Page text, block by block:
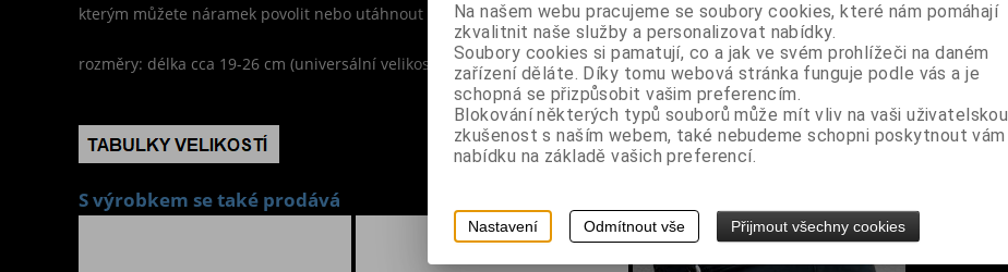
kterým můžete náramek povolit nebo utáhnout
rozměry: délka cca 19-26 cm (universální velikost)
S výrobkem se také prodává
Na našem webu pracujeme se soubory cookies, které nám pomáhají
zkvalitnit naše služby a personalizovat nabídky.
Soubory cookies si pamatují, co a jak ve svém prohlížeči na daném
zařízení děláte. Díky tomu webová stránka funguje podle vás a je
schopná se přizpůsobit vašim preferencím.
Blokování některých typů souborů může mít vliv na vaši uživatelskou
zkušenost s naším webem, také nebudeme schopni poskytnout vám
nabídku na základě vašich preferencí.
Nastavení Odmítnout vše Přijmout všechny cookies